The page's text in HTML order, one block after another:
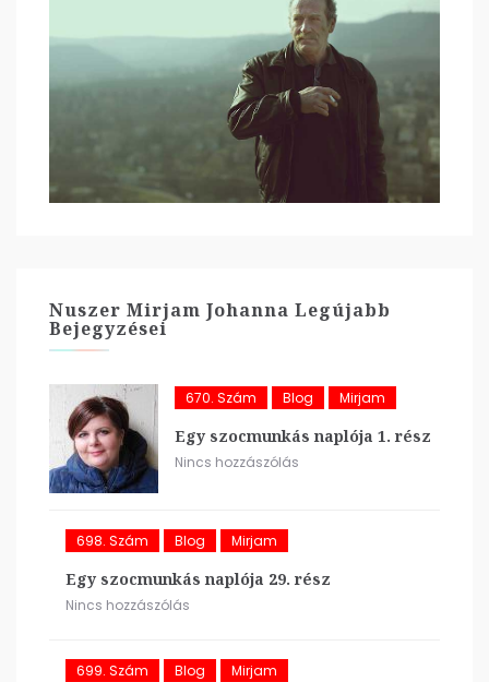
Nuszer Mirjam Johanna Legújabb
Bejegyzései
670. Szám Blog Mirjam
Egy szocmunkás naplója 1. rész
Nincs hozzászólás
698. Szám Blog Mirjam
Egy szocmunkás naplója 29. rész
Nincs hozzászólás
699. Szám Blog Mirjam